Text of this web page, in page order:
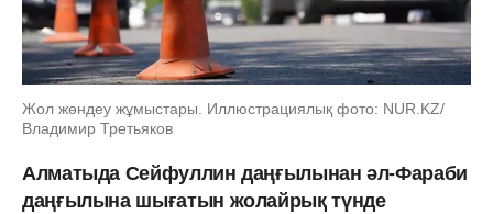
Жол жөндеу жұмыстары. Иллюстрациялық фото: NUR.KZ/
Владимир Третьяков
Алматыда Сейфуллин даңғылынан әл-Фараби
даңғылына шығатын жолайрық түнде